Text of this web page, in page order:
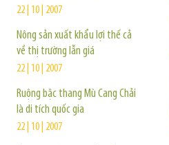
22 | 10 | 2007
Nông sản xuất khẩu lợi thế cả
về thị trường lẫn giá
22 | 10 | 2007
Ruộng bậc thang Mù Cang Chải
là di tích quốc gia
22 | 10 | 2007